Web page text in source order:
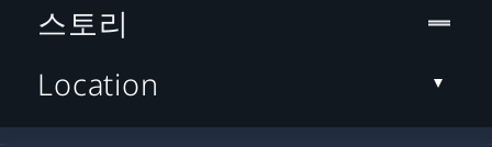
스토리
Location